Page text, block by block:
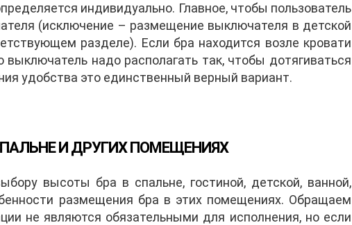
индивидуально. Главное, чтобы пользователь
(исключение – размещение выключателя в детской
разделе). Если бра находится возле кровати
надо располагать так, чтобы дотягиваться
удобства это единственный верный вариант.
И ДРУГИХ ПОМЕЩЕНИЯХ
высоты бра в спальне, гостиной, детской, ванной,
размещения бра в этих помещениях. Обращаем
не являются обязательными для исполнения, но если